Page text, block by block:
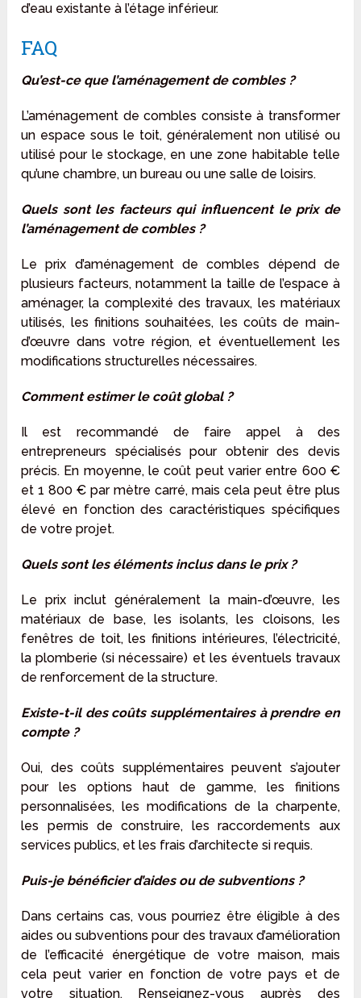
d’eau existante à l’étage inférieur.
FAQ
Qu’est-ce que l’aménagement de combles ?
L’aménagement de combles consiste à transformer
un espace sous le toit, généralement non utilisé ou
utilisé pour le stockage, en une zone habitable telle
qu’une chambre, un bureau ou une salle de loisirs.
Quels sont les facteurs qui influencent le prix de
l’aménagement de combles ?
Le prix d’aménagement de combles dépend de
plusieurs facteurs, notamment la taille de l’espace à
aménager, la complexité des travaux, les matériaux
utilisés, les finitions souhaitées, les coûts de main-
d’œuvre dans votre région, et éventuellement les
modifications structurelles nécessaires.
Comment estimer le coût global ?
Il est recommandé de faire appel à des
entrepreneurs spécialisés pour obtenir des devis
précis. En moyenne, le coût peut varier entre 600 €
et 1 800 € par mètre carré, mais cela peut être plus
élevé en fonction des caractéristiques spécifiques
de votre projet.
Quels sont les éléments inclus dans le prix ?
Le prix inclut généralement la main-d’œuvre, les
matériaux de base, les isolants, les cloisons, les
fenêtres de toit, les finitions intérieures, l’électricité,
la plomberie (si nécessaire) et les éventuels travaux
de renforcement de la structure.
Existe-t-il des coûts supplémentaires à prendre en
compte ?
Oui, des coûts supplémentaires peuvent s’ajouter
pour les options haut de gamme, les finitions
personnalisées, les modifications de la charpente,
les permis de construire, les raccordements aux
services publics, et les frais d’architecte si requis.
Puis-je bénéficier d’aides ou de subventions ?
Dans certains cas, vous pourriez être éligible à des
aides ou subventions pour des travaux d’amélioration
de l’efficacité énergétique de votre maison, mais
cela peut varier en fonction de votre pays et de
votre situation. Renseignez-vous auprès des